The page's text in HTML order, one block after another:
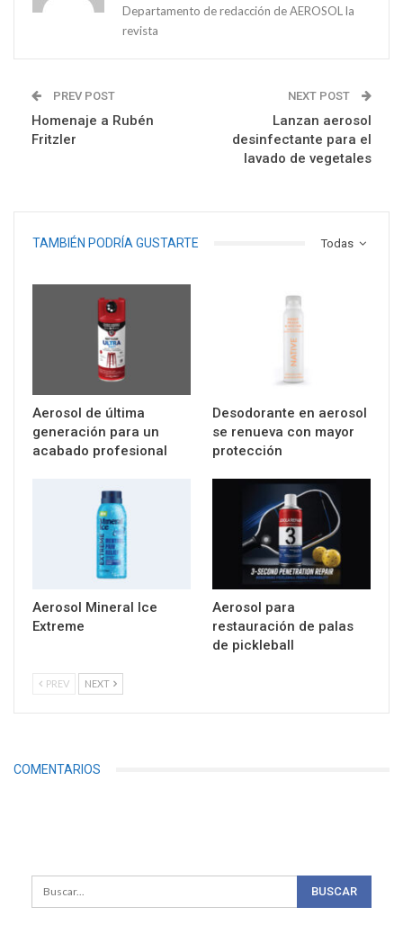
Departamento de redacción de AEROSOL la
revista
PREV POST
Homenaje a Rubén
Fritzler
NEXT POST
Lanzan aerosol
desinfectante para el
lavado de vegetales
Todas
TAMBIÉN PODRÍA GUSTARTE
Aerosol de última
generación para un
acabado profesional
Desodorante en aerosol
se renueva con mayor
protección
Aerosol Mineral Ice
Extreme
Aerosol para
restauración de palas
de pickleball
PREV NEXT
COMENTARIOS